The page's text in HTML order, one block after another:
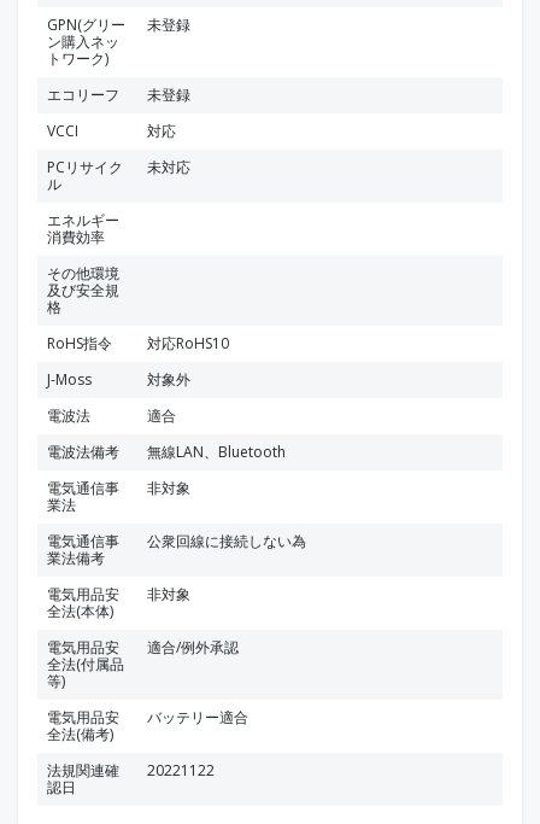
GPN(グリー
ン購入ネッ
トワーク)
未登録
エコリーフ
未登録
VCCI
対応
PCリサイク
ル
未対応
エネルギー
消費効率
その他環境
及び安全規
格
RoHS指令
対応RoHS10
J-Moss
対象外
電波法
適合
電波法備考
無線LAN、Bluetooth
電気通信事
業法
非対象
電気通信事
業法備考
公衆回線に接続しない為
電気用品安
全法(本体)
非対象
電気用品安
全法(付属品
等)
適合/例外承認
電気用品安
全法(備考)
バッテリー適合
法規関連確
認日
20221122